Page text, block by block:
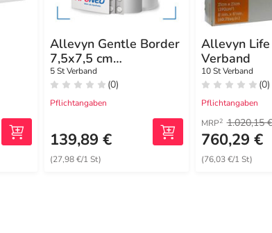
Allevyn Gentle Border
7,5x7,5 cm
Schaumverband
5 St Verband
(0)
Pflichtangaben
139,89 €
(27,98 €/1 St)
Allevyn
Verband
10 St Verband
(0)
Pflichtangaben
MRP2 1.020,15 €
760,29 €
(76,03 €/1 St)